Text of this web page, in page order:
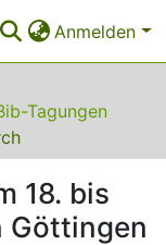
Anmelden
Tagungen
18. bis
Göttingen